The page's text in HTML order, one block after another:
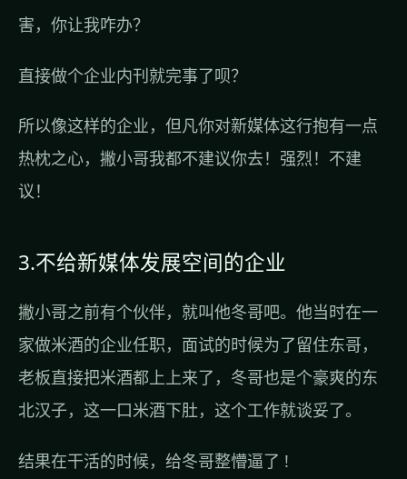
害，你让我咋办？
直接做个企业内刊就完事了呗？
所以像这样的企业，但凡你对新媒体这行抱有一点
热枕之心，撇小哥我都不建议你去！强烈！不建
议！
3.不给新媒体发展空间的企业
撇小哥之前有个伙伴，就叫他冬哥吧。他当时在一
家做米酒的企业任职，面试的时候为了留住东哥，
老板直接把米酒都上上来了，冬哥也是个豪爽的东
北汉子，这一口米酒下肚，这个工作就谈妥了。
结果在干活的时候，给冬哥整懵逼了 !